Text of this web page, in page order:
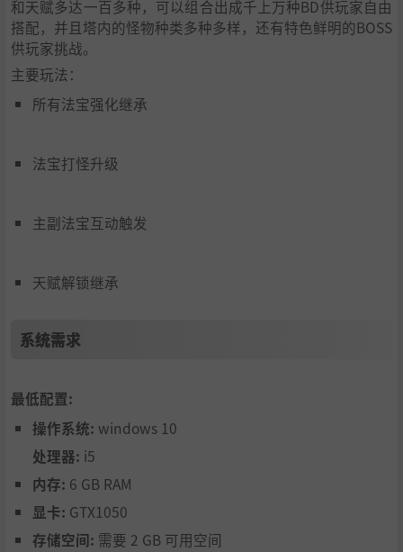
和天赋多达一百多种，可以组合出成千上万种BD供玩家自由
搭配，并且塔内的怪物种类多种多样，还有特色鲜明的BOSS
供玩家挑战。
主要玩法：
所有法宝强化继承
法宝打怪升级
主副法宝互动触发
天赋解锁继承
系统需求
最低配置:
操作系统: windows 10
处理器: i5
内存: 6 GB RAM
显卡: GTX1050
存储空间: 需要 2 GB 可用空间